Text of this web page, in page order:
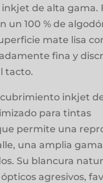
de alta gama.
un 100 % de
mate lisa
fina y
tacto.
inkjet
para tintas
permite una
una amplia
Su blancura
agresivos,